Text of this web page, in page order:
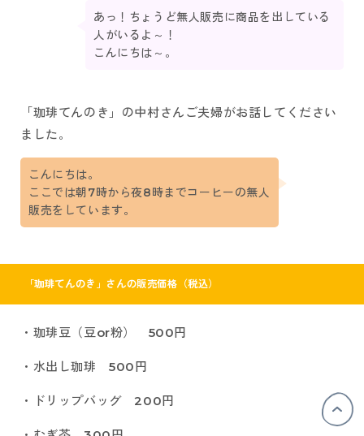
あっ！ちょうど無人販売に商品を出している
人がいるよ～！
こんにちは～。
「珈琲てんのき」の中村さんご夫婦がお話してください
ました。
こんにちは。
ここでは朝7時から夜8時までコーヒーの無人
販売をしています。
「珈琲てんのき」さんの販売価格（税込）
・珈琲豆（豆or粉） 500円
・水出し珈琲 500円
・ドリップバッグ 200円